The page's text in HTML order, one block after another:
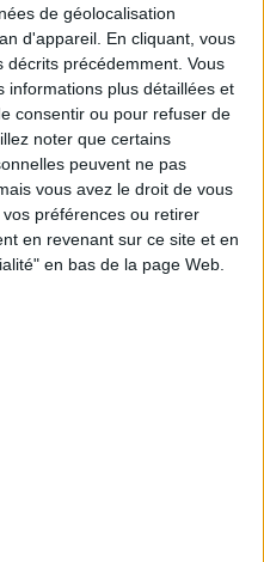
de géolocalisation
d'appareil. En cliquant, vous
décrits précédemment. Vous
informations plus détaillées et
consentir ou pour refuser de
noter que certains
peuvent ne pas
vous avez le droit de vous
préférences ou retirer
en revenant sur ce site et en
en bas de la page Web.
DE L’ÉTÉ